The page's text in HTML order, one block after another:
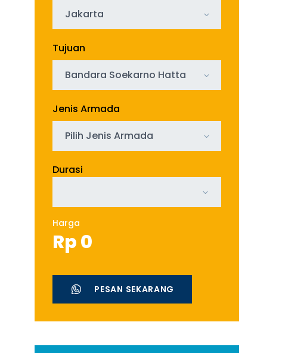
Jakarta
Tujuan
Bandara Soekarno Hatta
Jenis Armada
Pilih Jenis Armada
Durasi
Harga
Rp0
PESAN SEKARANG